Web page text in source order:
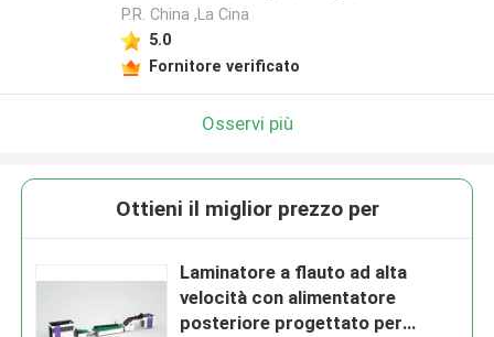
P.R. China ,La Cina
5.0
Fornitore verificato
Osservi più
Ottieni il miglior prezzo per
Laminatore a flauto ad alta
velocità con alimentatore
posteriore progettato per